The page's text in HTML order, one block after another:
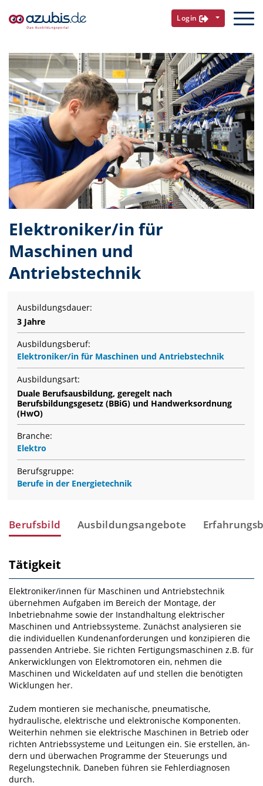
Login
Elektroniker/in für
Maschinen und
Antriebstechnik
Ausbildungsdauer:
3 Jahre
Ausbildungsberuf:
Elektroniker/in für Maschinen und Antriebstechnik
Ausbildungsart:
Duale Berufsausbildung, geregelt nach
Berufsbildungsgesetz (BBiG) und Handwerksordnung
(HwO)
Branche:
Elektro
Berufsgruppe:
Berufe in der Energietechnik
Berufsbild Ausbildungsangebote
Tätigkeit
Elektroniker/innen für Maschinen und Antriebstechnik
übernehmen Aufgaben im Bereich der Montage, der
Inbetriebnahme sowie der Instandhaltung elektrischer
Maschinen und Antriebssysteme. Zunächst analysieren sie
die individuellen Kundenanforderungen und konzipieren die
passenden Antriebe. Sie richten Fertigungsmaschinen z.B. für
Ankerwicklungen von Elektromotoren ein, nehmen die
Maschi­nen­ und Wickeldaten auf und stellen die benötigten
Wicklungen her.
Zudem montieren sie mechani­sche, pneumatische,
hydraulische, elektrische und elektronische Komponenten.
Weiterhin nehmen sie elektrische Maschinen in Betrieb oder
richten Antriebssysteme und Leitungen ein. Sie erstellen, än­
dern und überwachen Programme der Steuerungs­ und
Regelungstechnik. Daneben führen sie Feh­lerdiagnosen
durch.